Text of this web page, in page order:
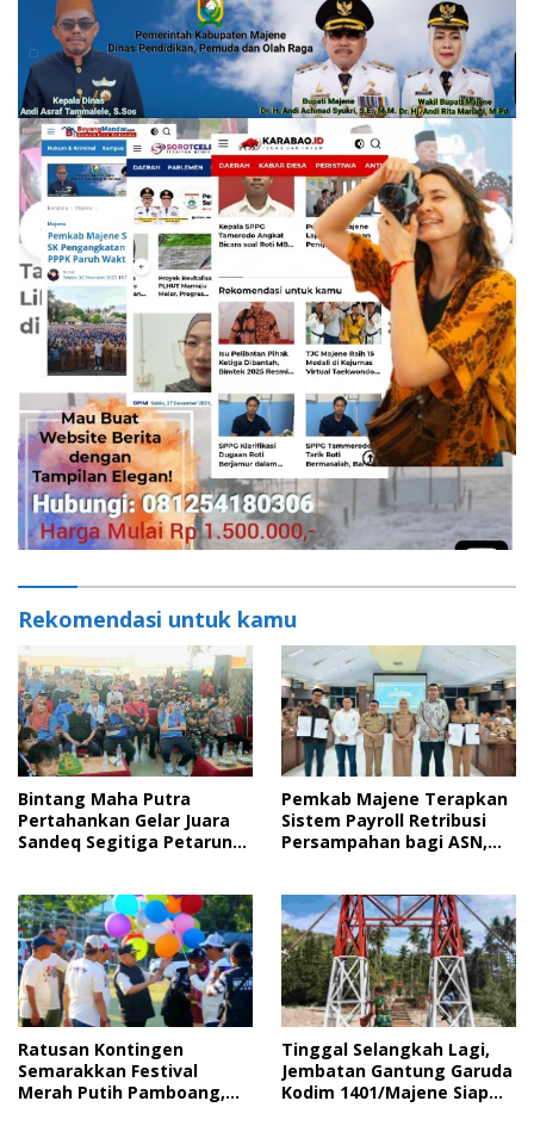
Rekomendasi untuk kamu
Bintang Maha Putra
Pertahankan Gelar Juara
Sandeq Segitiga Petarung
Pemkab Majene Terapkan
Sistem Payroll Retribusi
Persampahan bagi ASN,
Ratusan Kontingen
Semarakkan Festival
Merah Putih Pamboang,
Tinggal Selangkah Lagi,
Jembatan Gantung Garuda
Kodim 1401/Majene Siap